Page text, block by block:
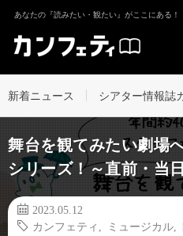
あなたの『読みたい・観たい』がここにある！
新着ニュース シアター情報誌
舞台を観てみたい劇場
シリーズ！～直前・当
2023.05.12
カンフェティ
ミュージカル